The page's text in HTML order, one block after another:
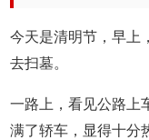
今天是清明节，早上
去扫墓。
一路上，看见公路上
满了轿车，显得十分